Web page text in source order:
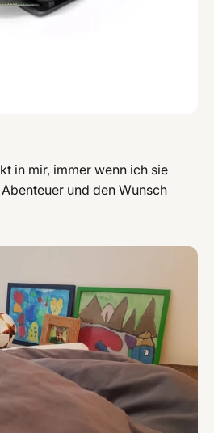
in mir, immer wenn ich sie
und den Wunsch